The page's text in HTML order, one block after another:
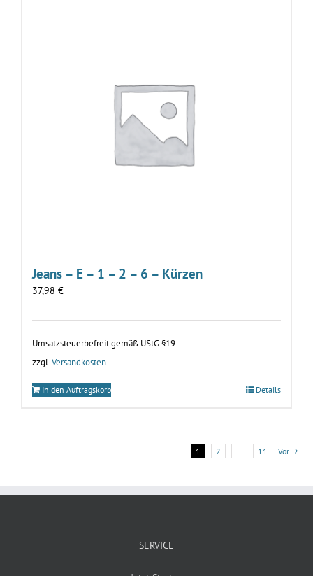
Jeans – E – 1 – 2 – 6 – Kürzen
37,98 €
Umsatzsteuerbefreit gemäß UStG §19
zzgl. Versandkosten
In den Auftragskorb Details
1 2 11 Vor
SERVICE